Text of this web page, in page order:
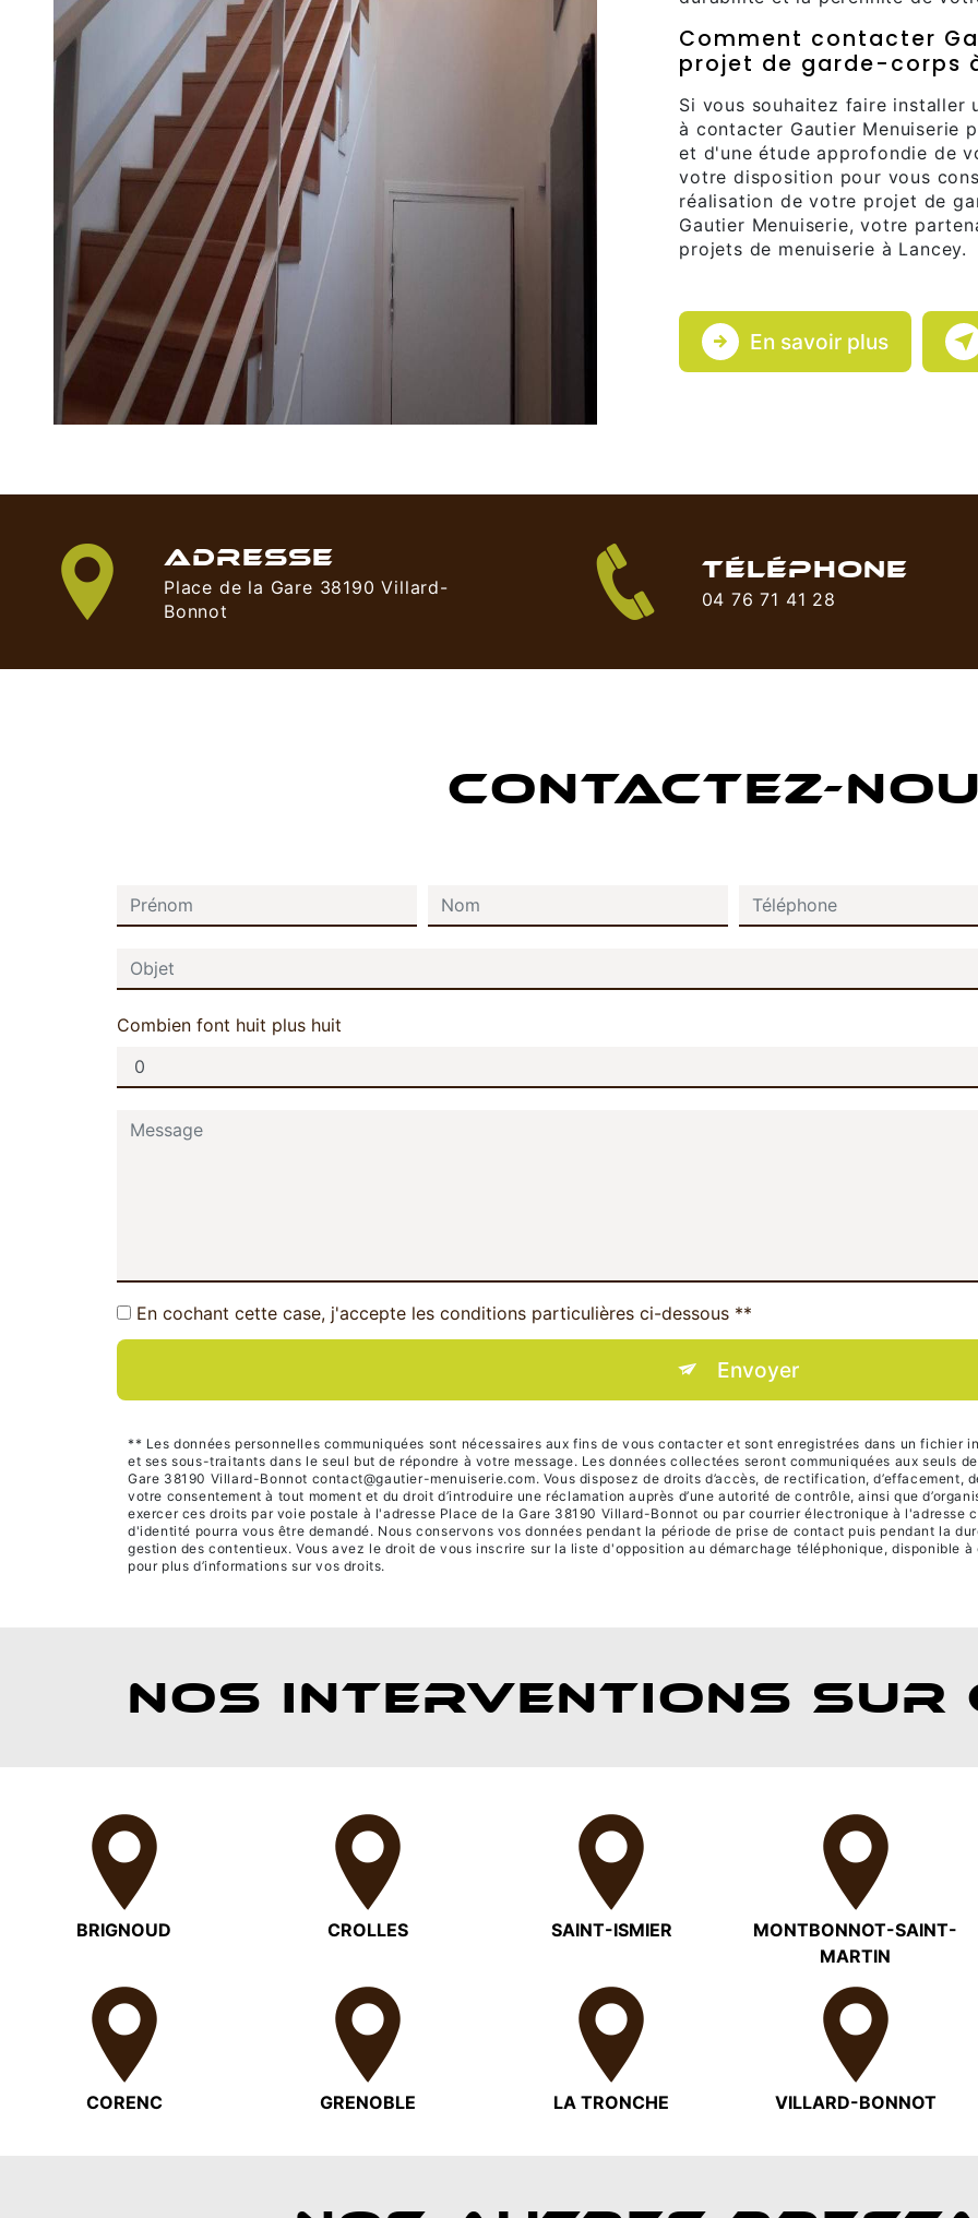
Comment contacter
projet de garde-corps
Si vous souhaitez faire installer
à contacter Gautier Menuiserie
et d'une étude approfondie de
votre disposition pour vous
réalisation de votre projet de
Gautier Menuiserie, votre
projets de menuiserie à Lancey.
En savoir plus
ADRESSE
Place de la Gare 38190 Villard-
Bonnot
TÉLÉPHONE
04 76 71 41 28
CONTACTEZ-
Combien font huit plus huit
En cochant cette case, j'accepte les conditions particulières ci-dessous **
Envoyer
** Les données personnelles communiquées sont nécessaires aux fins de vous contacter et sont enregistrées dans un fichier
et ses sous-traitants dans le seul but de répondre à votre message. Les données collectées seront communiquées aux seuls
Gare 38190 Villard-Bonnot contact@gautier-menuiserie.com. Vous disposez de droits d’accès, de rectification, d’effacement,
votre consentement à tout moment et du droit d’introduire une réclamation auprès d’une autorité de contrôle, ainsi que
exercer ces droits par voie postale à l'adresse Place de la Gare 38190 Villard-Bonnot ou par courrier électronique à
d'identité pourra vous être demandé. Nous conservons vos données pendant la période de prise de contact puis pendant la
gestion des contentieux. Vous avez le droit de vous inscrire sur la liste d'opposition au démarchage téléphonique, disponible
pour plus d’informations sur vos droits.
NOS INTERVENTIONS SUR
BRIGNOUD CROLLES SAINT-ISMIER
MONTBONNOT-SAINT-
MARTIN
CORENC GRENOBLE LA TRONCHE VILLARD-BONNOT